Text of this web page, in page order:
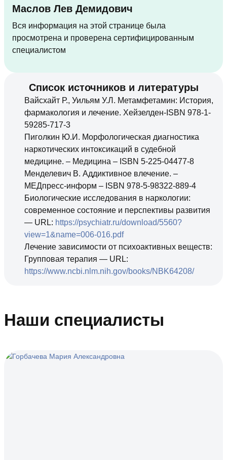
Маслов Лев Демидович
Вся информация на этой странице была
просмотрена и проверена сертифицированным
специалистом
Список источников и литературы
Вайсхайт Р., Уильям У.Л. Метамфетамин: История,
фармакология и лечение. Хейзелден-ISBN 978-1-
59285-717-3
Пиголкин Ю.И. Морфологическая диагностика
наркотических интоксикаций в судебной
медицине. – Медицина – ISBN 5-225-04477-8
Менделевич В. Аддиктивное влечение. –
МЕДпресс-информ – ISBN 978-5-98322-889-4
Биологические исследования в наркологии:
современное состояние и перспективы развития
— URL: https://psychiatr.ru/download/5560?
view=1&name=006-016.pdf
Лечение зависимости от психоактивных веществ:
Групповая терапия — URL:
https://www.ncbi.nlm.nih.gov/books/NBK64208/
Наши специалисты